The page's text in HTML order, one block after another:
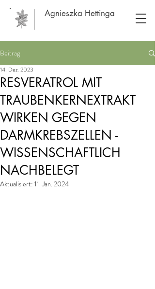
Agnieszka Hettinga
Beitrag
RESVERATROL MIT
TRAUBENKERNEXTRAKT
WIRKEN GEGEN
DARMKREBSZELLEN -
WISSENSCHAFTLICH
NACHBELEGT
14. Dez. 2023
Aktualisiert: 11. Jan. 2024